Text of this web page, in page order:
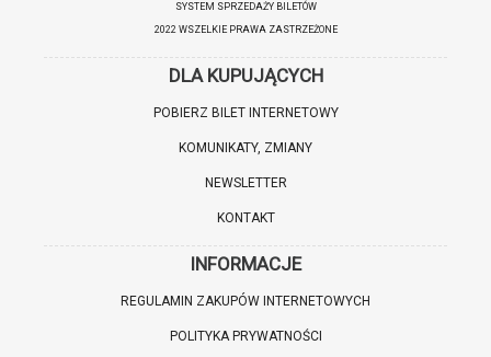
SYSTEM SPRZEDAŻY BILETÓW
2022 WSZELKIE PRAWA ZASTRZEŻONE
DLA KUPUJĄCYCH
POBIERZ BILET INTERNETOWY
KOMUNIKATY, ZMIANY
NEWSLETTER
KONTAKT
INFORMACJE
REGULAMIN ZAKUPÓW INTERNETOWYCH
POLITYKA PRYWATNOŚCI